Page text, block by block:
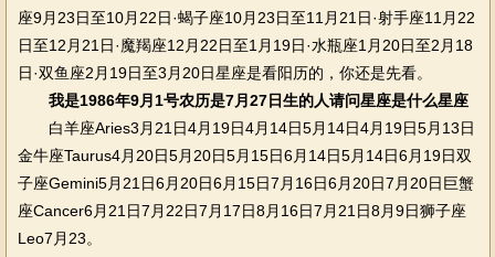
座9月23日至10月22日·蝎子座10月23日至11月21日·射手座11月22
日至12月21日·魔羯座12月22日至1月19日·水瓶座1月20日至2月18
日·双鱼座2月19日至3月20日星座是看阳历的，你还是先看。
我是1986年9月1号农历是7月27日生的人请问星座是什么星座
白羊座Aries3月21日4月19日4月14日5月14日4月19日5月13日
金牛座Taurus4月20日5月20日5月15日6月14日5月14日6月19日双
子座Gemini5月21日6月20日6月15日7月16日6月20日7月20日巨蟹
座Cancer6月21日7月22日7月17日8月16日7月21日8月9日狮子座
Leo7月23。